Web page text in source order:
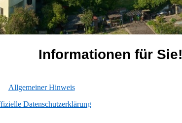
Informationen für Sie!
Allgemeiner Hinweis
Datenschutzerklärung